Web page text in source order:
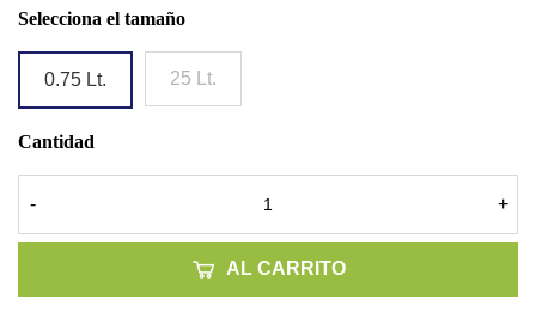
Selecciona el tamaño
0.75 Lt. 25 Lt.
Cantidad
- +
AL CARRITO